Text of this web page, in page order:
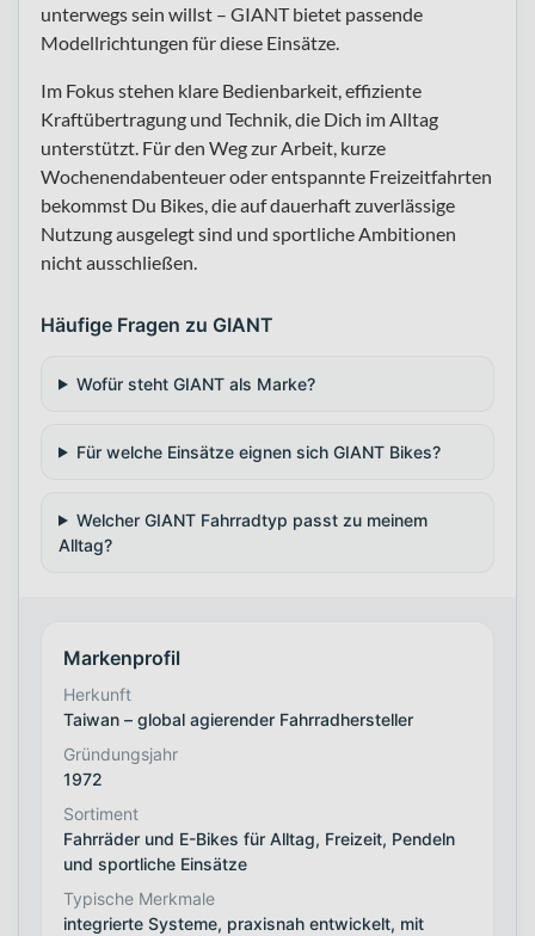
unterwegs sein willst – GIANT bietet passende
Modellrichtungen für diese Einsätze.
Im Fokus stehen klare Bedienbarkeit, effiziente
Kraftübertragung und Technik, die Dich im Alltag
unterstützt. Für den Weg zur Arbeit, kurze
Wochenendabenteuer oder entspannte Freizeitfahrten
bekommst Du Bikes, die auf dauerhaft zuverlässige
Nutzung ausgelegt sind und sportliche Ambitionen
nicht ausschließen.
Häufige Fragen zu GIANT
Wofür steht GIANT als Marke?
Für welche Einsätze eignen sich GIANT Bikes?
Welcher GIANT Fahrradtyp passt zu meinem
Alltag?
Markenprofil
Herkunft
Taiwan – global agierender Fahrradhersteller
Gründungsjahr
1972
Sortiment
Fahrräder und E-Bikes für Alltag, Freizeit, Pendeln
und sportliche Einsätze
Typische Merkmale
integrierte Systeme, praxisnah entwickelt, mit